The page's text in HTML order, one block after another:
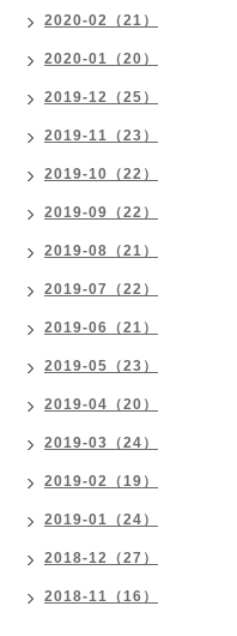
2020-02（21）
2020-01（20）
2019-12（25）
2019-11（23）
2019-10（22）
2019-09（22）
2019-08（21）
2019-07（22）
2019-06（21）
2019-05（23）
2019-04（20）
2019-03（24）
2019-02（19）
2019-01（24）
2018-12（27）
2018-11（16）